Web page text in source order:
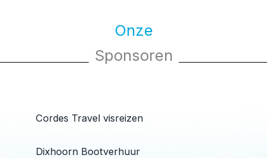
Onze
Sponsoren
Cordes Travel visreizen
Dixhoorn Bootverhuur